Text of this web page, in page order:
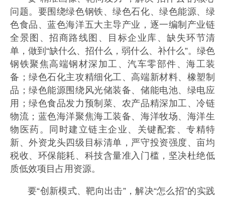
问题。要围绕绿色钢铁、绿色石化、绿色能源、绿
色食品、蓝色海洋五大主导产业，逐一编制产业链
全景图、招商路线图、目标企业库、缺失环节清
单，做到“缺什么、招什么，弱什么、补什么”。绿色
钢铁聚焦高端钢材深加工、汽车零部件、海工装
备；绿色石化主攻精细化工、高端新材料、橡塑制
品；绿色能源围绕风光储装备、储能电池、绿电应
用；绿色食品发力预制菜、农产品精深加工、冷链
物流；蓝色海洋聚焦海工装备、海洋牧场、海洋生
物医药。同时建立链主企业、关键配套、专精特
新、外资龙头四级目标清单，严守投资强度、亩均
税收、环保能耗、科技含量准入门槛，坚决杜绝低
质低效项目占用资源。
要“创新模式、靶向出击”，解决“怎么招”的实践